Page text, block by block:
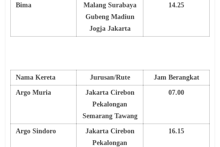
Bima
Malang Surabaya
Gubeng Madiun
Jogja Jakarta
14.25
Nama Kereta Jurusan/Rute Jam Berangkat
Argo Muria
Jakarta Cirebon
Pekalongan
Semarang Tawang
07.00
Argo Sindoro
Jakarta Cirebon
Pekalongan
16.15